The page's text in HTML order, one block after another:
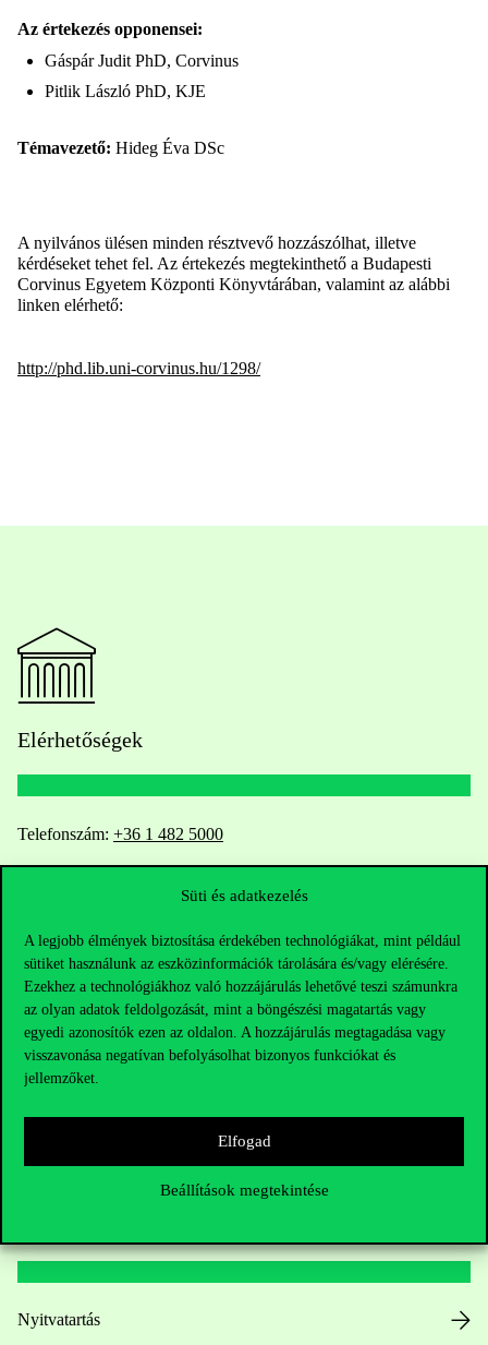
Süti és adatkezelés
A legjobb élmények biztosítása érdekében technológiákat, mint például
sütiket használunk az eszközinformációk tárolására és/vagy elérésére.
Ezekhez a technológiákhoz való hozzájárulás lehetővé teszi számunkra
az olyan adatok feldolgozását, mint a böngészési magatartás vagy
egyedi azonosítók ezen az oldalon. A hozzájárulás megtagadása vagy
visszavonása negatívan befolyásolhat bizonyos funkciókat és
jellemzőket.
Elfogad
Beállítások megtekintése
Az értekezés opponensei:
Gáspár Judit PhD, Corvinus
Pitlik László PhD, KJE
Témavezető: Hideg Éva DSc
A nyilvános ülésen minden résztvevő hozzászólhat, illetve
kérdéseket tehet fel. Az értekezés megtekinthető a Budapesti
Corvinus Egyetem Központi Könyvtárában, valamint az alábbi
linken elérhető:
http://phd.lib.uni-corvinus.hu/1298/
Elérhetőségek
Telefonszám: +36 1 482 5000
Kérdésed van a felvételivel kapcsolatban?
Oktatói elérhetőségek
HUB jelenlegi hallgatóinknak
Sajtó: press@uni-corvinus.hu
Nyitvatartás